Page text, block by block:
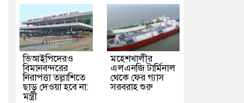
ভিআইপিদেরও
বিমানবন্দরের
নিরাপত্তা তল্লাশিতে
ছাড় দেওয়া হবে না:
মন্ত্রী
মহেশখালীর
এলএনজি টার্মিনাল
থেকে ফের গ্যাস
সরবরাহ শুরু